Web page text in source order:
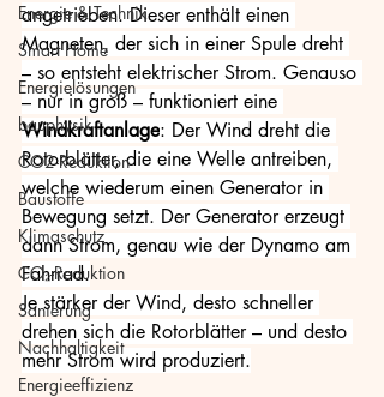
Energie & Technik
Smart Home
Energielösungen
bauphysik
CO2-Reduktion
Baustoffe
Klimaschutz
CO₂-Reduktion
Sanierung
Nachhaltigkeit
Energieeffizienz
angetrieben. Dieser enthält einen
Magneten, der sich in einer Spule dreht
– so entsteht elektrischer Strom. Genauso
– nur in groß – funktioniert eine
Windkraftanlage: Der Wind dreht die
Rotorblätter, die eine Welle antreiben,
welche wiederum einen Generator in
Bewegung setzt. Der Generator erzeugt
dann Strom, genau wie der Dynamo am
Fahrrad.
Je stärker der Wind, desto schneller
drehen sich die Rotorblätter – und desto
mehr Strom wird produziert.